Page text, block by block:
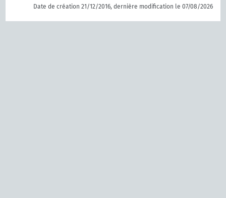
Date de création 21/12/2016, dernière modification le 07/08/2026